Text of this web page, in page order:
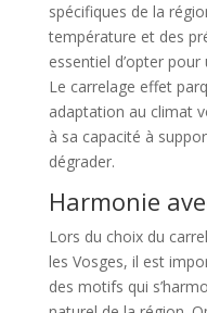
spécifiques de la
température et des
essentiel d’opter
Le carrelage effet
adaptation au climat
à sa capacité à
dégrader.
Harmonie
Lors du choix du
les Vosges, il est
des motifs qui